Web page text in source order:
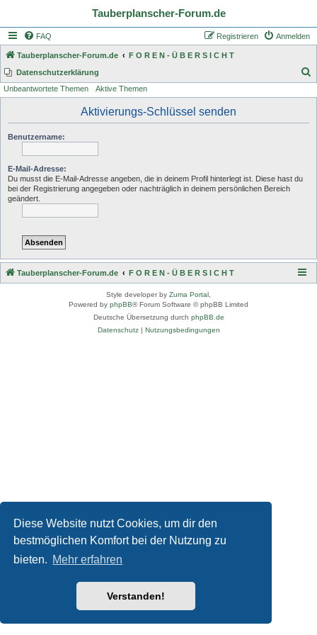
Diese Website nutzt Cookies, um dir den
bestmöglichen Komfort bei der Nutzung zu
bieten. Mehr erfahren
Verstanden!
Tauberplanscher-Forum.de
FAQ Anmelden
Registrieren
Tauberplanscher-Forum.de
F O R E N - Ü B E R S I C H T
Datenschutzerklärung
Unbeantwortete Themen Aktive Themen
Aktivierungs-Schlüssel senden
Benutzername:
E-Mail-Adresse:
Du musst die E-Mail-Adresse angeben, die in deinem Profil hinterlegt ist. Diese hast du
bei der Registrierung angegeben oder nachträglich in deinem persönlichen Bereich
geändert.
Tauberplanscher-Forum.de F O R E N - Ü B E R S I C H T
Style developer by Zuma Portal
Powered by phpBB® Forum Software © phpBB Limited
Deutsche Übersetzung durch phpBB.de
Datenschutz| Nutzungsbedingungen